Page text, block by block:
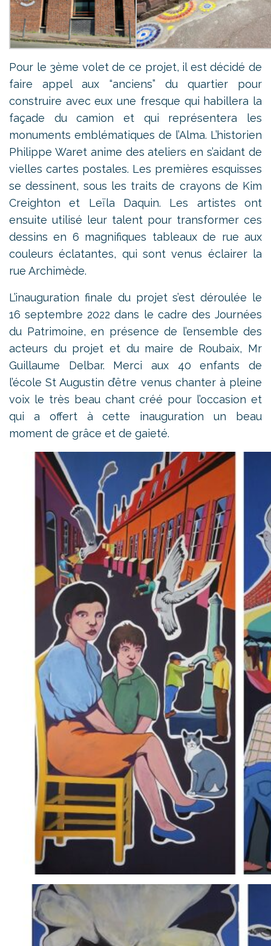
Pour le 3ème volet de ce projet, il est décidé de
faire appel aux “anciens” du quartier pour
construire avec eux une fresque qui habillera la
façade du camion et qui représentera les
monuments emblématiques de l’Alma. L’historien
Philippe Waret anime des ateliers en s’aidant de
vielles cartes postales. Les premières esquisses
se dessinent, sous les traits de crayons de Kim
Creighton et Leïla Daquin. Les artistes ont
ensuite utilisé leur talent pour transformer ces
dessins en 6 magnifiques tableaux de rue aux
couleurs éclatantes, qui sont venus éclairer la
rue Archimède.
L’inauguration finale du projet s’est déroulée le
16 septembre 2022 dans le cadre des Journées
du Patrimoine, en présence de l’ensemble des
acteurs du projet et du maire de Roubaix, Mr
Guillaume Delbar. Merci aux 40 enfants de
l’école St Augustin d’être venus chanter à pleine
voix le très beau chant créé pour l’occasion et
qui a offert à cette inauguration un beau
moment de grâce et de gaieté.